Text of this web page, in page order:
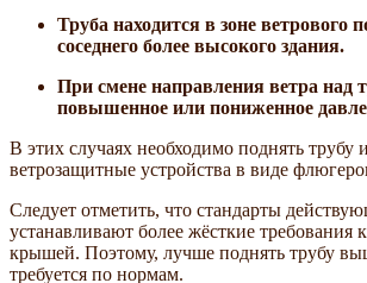
Труба находится в зоне ветрового
соседнего более высокого здания.
При смене направления ветра над
повышенное или пониженное
В этих случаях необходимо поднять трубу
ветрозащитные устройства в виде
Следует отметить, что стандарты
устанавливают более жёсткие требования
крышей. Поэтому, лучше поднять трубу
требуется по нормам.